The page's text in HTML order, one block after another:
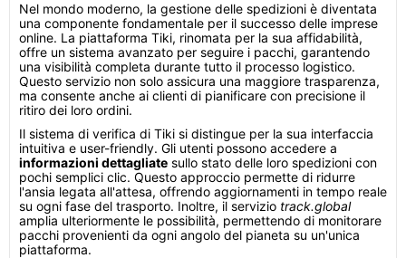
Nel mondo moderno, la gestione delle spedizioni è diventata
una componente fondamentale per il successo delle imprese
online. La piattaforma Tiki, rinomata per la sua affidabilità,
offre un sistema avanzato per seguire i pacchi, garantendo
una visibilità completa durante tutto il processo logistico.
Questo servizio non solo assicura una maggiore trasparenza,
ma consente anche ai clienti di pianificare con precisione il
ritiro dei loro ordini.
Il sistema di verifica di Tiki si distingue per la sua interfaccia
intuitiva e user-friendly. Gli utenti possono accedere a
informazioni dettagliate sullo stato delle loro spedizioni con
pochi semplici clic. Questo approccio permette di ridurre
l'ansia legata all'attesa, offrendo aggiornamenti in tempo reale
su ogni fase del trasporto. Inoltre, il servizio track.global
amplia ulteriormente le possibilità, permettendo di monitorare
pacchi provenienti da ogni angolo del pianeta su un'unica
piattaforma.